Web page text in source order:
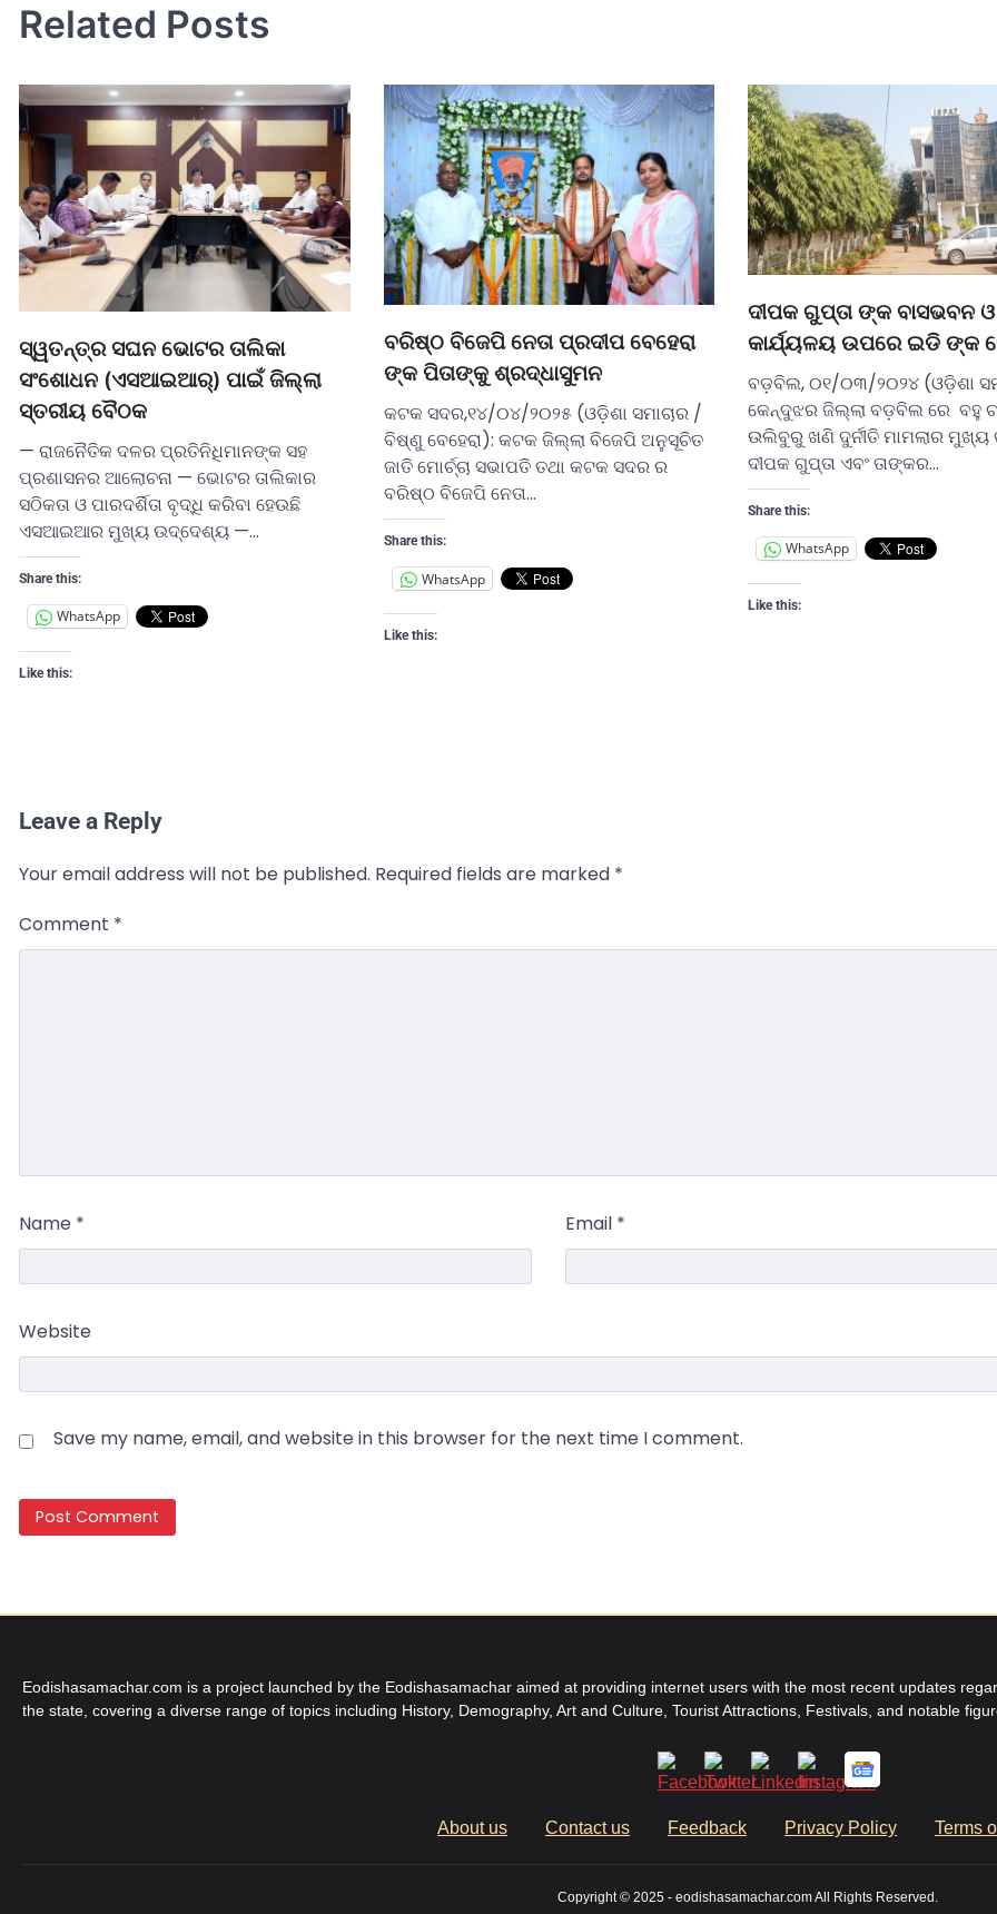
Related Posts
ସ୍ୱତନ୍ତ୍ର ସଘନ ଭୋଟର ତାଲିକା
ସଂଶୋଧନ (ଏସଆଇଆର୍) ପାଇଁ ଜିଲ୍ଲା
ସ୍ତରୀୟ ବୈଠକ
— ରାଜନୈତିକ ଦଳର ପ୍ରତିନିଧିମାନଙ୍କ ସହ
ପ୍ରଶାସନର ଆଲୋଚନା — ଭୋଟର ତାଲିକାର
ସଠିକତା ଓ ପାରଦର୍ଶିତା ବୃଦ୍ଧି କରିବା ହେଉଛି
ଏସଆଇଆର ମୁଖ୍ୟ ଉଦ୍ଦେଶ୍ୟ —…
Share this:
WhatsApp
Like this:
ବରିଷ୍ଠ ବିଜେପି ନେତା ପ୍ରଦୀପ ବେହେରା
ଙ୍କ ପିତାଙ୍କୁ ଶ୍ରଦ୍ଧାସୁମନ
କଟକ ସଦର,୧୪/୦୪/୨୦୨୫ (ଓଡ଼ିଶା ସମାଚାର /
ବିଷ୍ଣୁ ବେହେରା): କଟକ ଜିଲ୍ଲା ବିଜେପି ଅନୁସୂଚିତ
ଜାତି ମୋର୍ଚ୍ଚା ସଭାପତି ତଥା କଟକ ସଦର ର
ବରିଷ୍ଠ ବିଜେପି ନେତା…
Share this:
WhatsApp
Like this:
ଦୀପକ ଗୁପ୍ତା ଙ୍କ ବାସଭବନ ଓ
କାର୍ଯ୍ୟଳୟ ଉପରେ ଇଡି ଙ୍କ
ବଡ଼ବିଲ, ୦୧/୦୩/୨୦୨୪ (ଓଡ଼ିଶା
କେନ୍ଦୁଝର ଜିଲ୍ଲା ବଡ଼ବିଲ ରେ ବହୁ
ଉଲିବୁରୁ ଖଣି ଦୁର୍ନୀତି ମାମଲାର ମୁଖ୍ୟ
ଦୀପକ ଗୁପ୍ତା ଏବଂ ତାଙ୍କର…
Share this:
WhatsApp
Like this:
Leave a Reply
Your email address will not be published. Required fields are marked *
Comment *
Name * Email *
Website
Save my name, email, and website in this browser for the next time I comment.
Eodishasamachar.com is a project launched by the Eodishasamachar aimed at providing internet users with the most recent updates
the state, covering a diverse range of topics including History, Demography, Art and Culture, Tourist Attractions, Festivals, and notable
About us Contact us Feedback Privacy Policy Terms
Copyright © 2025 - eodishasamachar.com All Rights Reserved.